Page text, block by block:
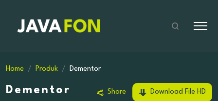
Home Produk Dementor
Dementor Share Download File HD